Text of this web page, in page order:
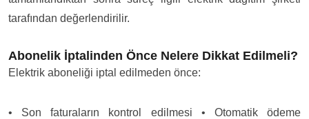
tarafından değerlendirilir.
Abonelik İptalinden Önce Nelere Dikkat Edilmeli?
Elektrik aboneliği iptal edilmeden önce:
• Son faturaların kontrol edilmesi • Otomatik ödeme